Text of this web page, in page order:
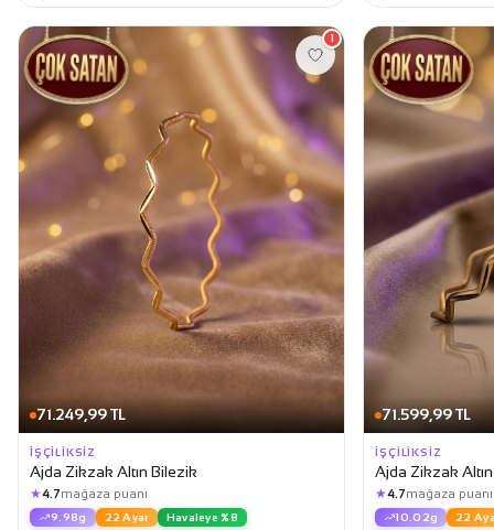
71.249,99 TL
1
İŞÇILIKSIZ
Ajda Zikzak Altın Bilezik
★4.7mağaza puanı
9.98g 22 Ayar Havaleye %8
71.599,99 TL
İŞÇILIKSIZ
Ajda Zikzak
★4.7mağaza puanı
10.02g 22